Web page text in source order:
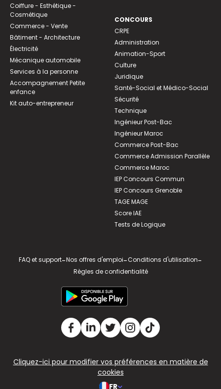
Coiffure - Esthétique -
Cosmétique
Commerce - Vente
Bâtiment - Architecture
Électricité
Mécanique automobile
Services à la personne
Accompagnement Petite
enfance
Kit auto-entrepreneur
CONCOURS
CRPE
Administration
Animation-Sport
Culture
Juridique
Santé-Social et Médico-Social
Sécurité
Technique
Ingénieur Post-Bac
Ingénieur Maroc
Commerce Post-Bac
Commerce Admission Parallèle
Commerce Maroc
IEP Concours Commun
IEP Concours Grenoble
TAGE MAGE
Score IAE
Tests de Logique
FAQ et support-Nos offres d'emploi-Conditions d'utilisation-
Règles de confidentialité
Cliquez-ici pour modifier vos préférences en matière de
cookies
FR